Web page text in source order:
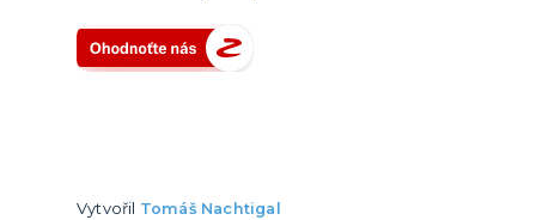
Vytvořil Tomáš Nachtigal